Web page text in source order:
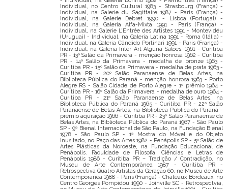
Individual, no Centro Cultural 1983 - Strasbourg (França) -
Individual, na Galerie du Sagittaire 1987 - Paris (França) -
Individual, na Galerie Debret 1990 - Lisboa (Portugal) -
Individual, na Galeria Alfa-Mixta 1991 - Paris (França) -
Individual, na Galerie L'Entrée des Artistes 1991 - Montevidéu
(Uruguai) - Individual, na Galeria Latina 1991 - Roma (Itália) -
Individual, na Galeria Cândido Portinari 1991 - Paris (França) -
Individual, na Galeria Inter Art Alguna Salões: 1961 - Curitiba
PR - 13º Salão da Primavera - menção honrosa 1962 - Curitiba
PR - 14º Salão da Primavera - medalha de bronze 1963 -
Curitiba PR - 15º Salão da Primavera - medalha de prata 1963 -
Curitiba PR - 20º Salão Paranaense de Belas Artes, na
Biblioteca Pública do Paraná - menção honrosa 1963 - Porto
Alegre RS - Salão Cidade de Porto Alegre - 1º prêmio 1964 -
Curitiba PR - 16º Salão da Primavera - medalha de ouro 1964 -
Curitiba PR - 21º Salão Paranaense de Belas Artes, na
Biblioteca Pública do Paraná 1965 - Curitiba PR - 22º Salão
Paranaense de Belas Artes, na Biblioteca Pública do Paraná -
prêmio aquisição 1966 - Curitiba PR - 23º Salão Paranaense de
Belas Artes, na Biblioteca Pública do Paraná 1967 - São Paulo
SP - 9ª Bienal Internacional de São Paulo, na Fundação Bienal
1978 - São Paulo SP - 1ª Mostra do Móvel e do Objeto
Inusitado, no Paço das Artes 1982 - Penápolis SP - 5º Salão de
Artes Plásticas da Noroeste, na Fundação Educacional de
Penápolis. Faculdade de Filosofia, Ciências e Letras de
Penápolis 1986 - Curitiba PR – Tradição / Contradição, no
Museu de Arte Contemporânea 1987 - Curitiba PR -
Retrospectiva Quatro Artistas da Geração 60, no Museu de Arte
Contemporânea 1988 - Paris (França) - Châteaux Bordeaux, no
Centro Georges Pompidou 1990 - Joinville SC - Retrospectvia,